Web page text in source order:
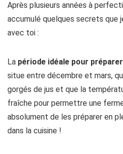
Après plusieurs années à
accumulé quelques secrets que
avec toi :
La période idéale pour
situe entre décembre et mars,
gorgés de jus et que la
fraîche pour permettre une
absolument de les préparer en
dans la cuisine !